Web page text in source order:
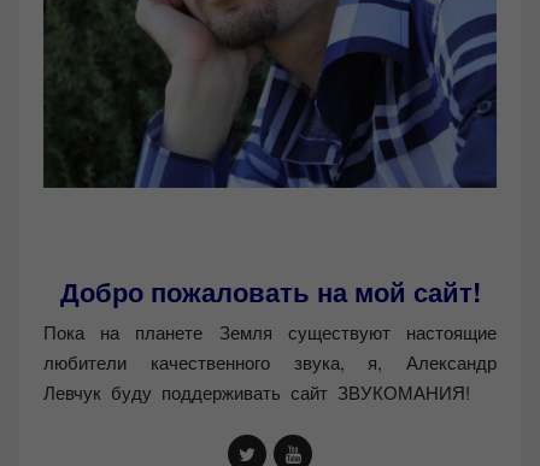
Добро пожаловать на мой сайт!
Пока на планете Земля существуют настоящие
любители качественного звука, я, Александр
Левчук буду поддерживать сайт ЗВУКОМАНИЯ!